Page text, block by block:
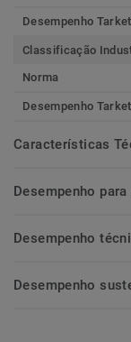
Desempenho
Classificação
Norma
Desempenho
Características
Desempenho
Desempenho
Desempenho